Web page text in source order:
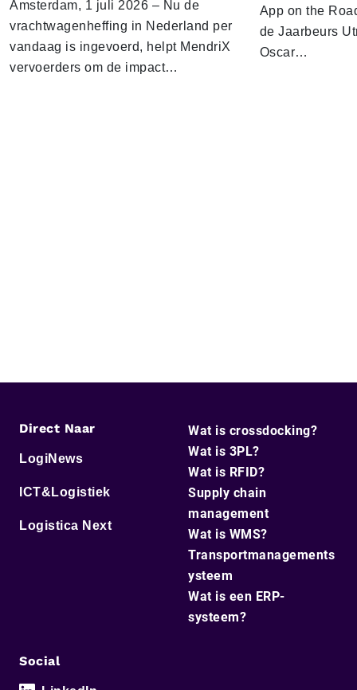
Amsterdam, 1 juli 2026 – Nu de
vrachtwagenheffing in Nederland per
vandaag is ingevoerd, helpt MendriX
vervoerders om de impact…
App on the
de Jaarbeurs
Oscar…
Direct Naar
LogiNews
ICT&Logistiek
Logistica Next
Wat is crossdocking?
Wat is 3PL?
Wat is RFID?
Supply chain
management
Wat is WMS?
Transportmanagements
ysteem
Wat is een ERP-
systeem?
Social